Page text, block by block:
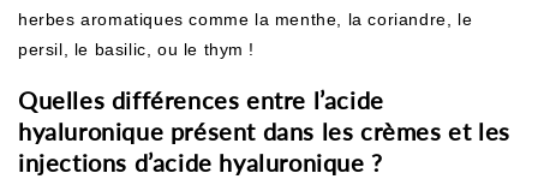
herbes aromatiques comme la menthe, la coriandre, le
persil, le basilic, ou le thym !
Quelles différences entre l’acide
hyaluronique présent dans les crèmes et les
injections d’acide hyaluronique ?